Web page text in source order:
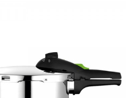
Olla clásica
bombeada 8 l
inoxidable 18/10